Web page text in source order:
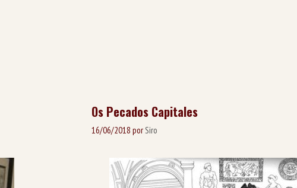
Os Pecados Capitales
16/06/2018 por Siro